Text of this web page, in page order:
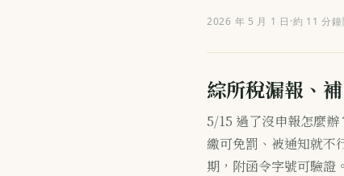
2026 年 5 月 1 日 ·約 11 分
綜所稅漏報、
5/15 過了沒申報怎麼
繳可免罰、被通知就不
期，附函令字號可驗證。